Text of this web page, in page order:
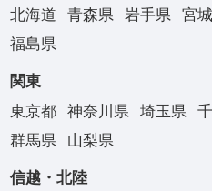
北海道
青森県 岩手県 宮
福島県
関東
東京都
神奈川県 埼玉県
群馬県
山梨県
信越・北陸